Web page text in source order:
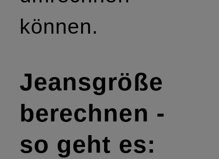
können.
Jeansgröße
berechnen -
so geht es: